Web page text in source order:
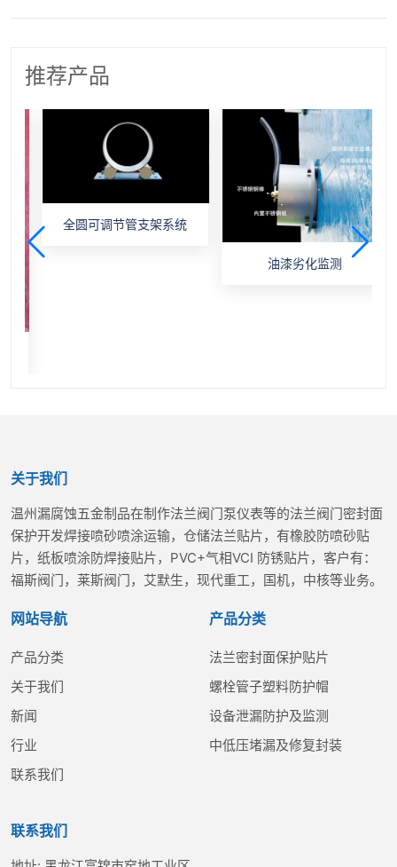
推荐产品
全圆可调节管支架系统
油漆劣化监测
关于我们
温州漏腐蚀五金制品在制作法兰阀门泵仪表等的法兰阀门密封面
保护开发焊接喷砂喷涂运输，仓储法兰贴片，有橡胶防喷砂贴
片，纸板喷涂防焊接贴片，PVC+气相VCI 防锈贴片，客户有：
福斯阀门，莱斯阀门，艾默生，现代重工，国机，中核等业务。
网站导航
产品分类
关于我们
新闻
行业
联系我们
产品分类
法兰密封面保护贴片
螺栓管子塑料防护帽
设备泄漏防护及监测
中低压堵漏及修复封装
联系我们